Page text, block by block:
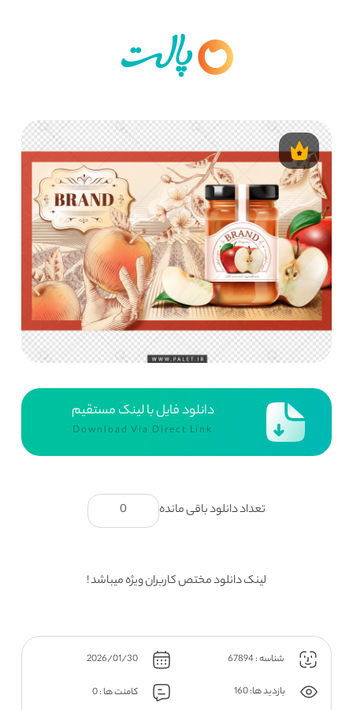
دانلود فایل با لینک مستقیم
Download Via Direct Link
تعداد دانلود باقی مانده 0
لینک دانلود مختص کاربران ویژه میباشد !
شناسه : 67894 2026/01/30
بازدید ها: 160
کامنت ها : 0